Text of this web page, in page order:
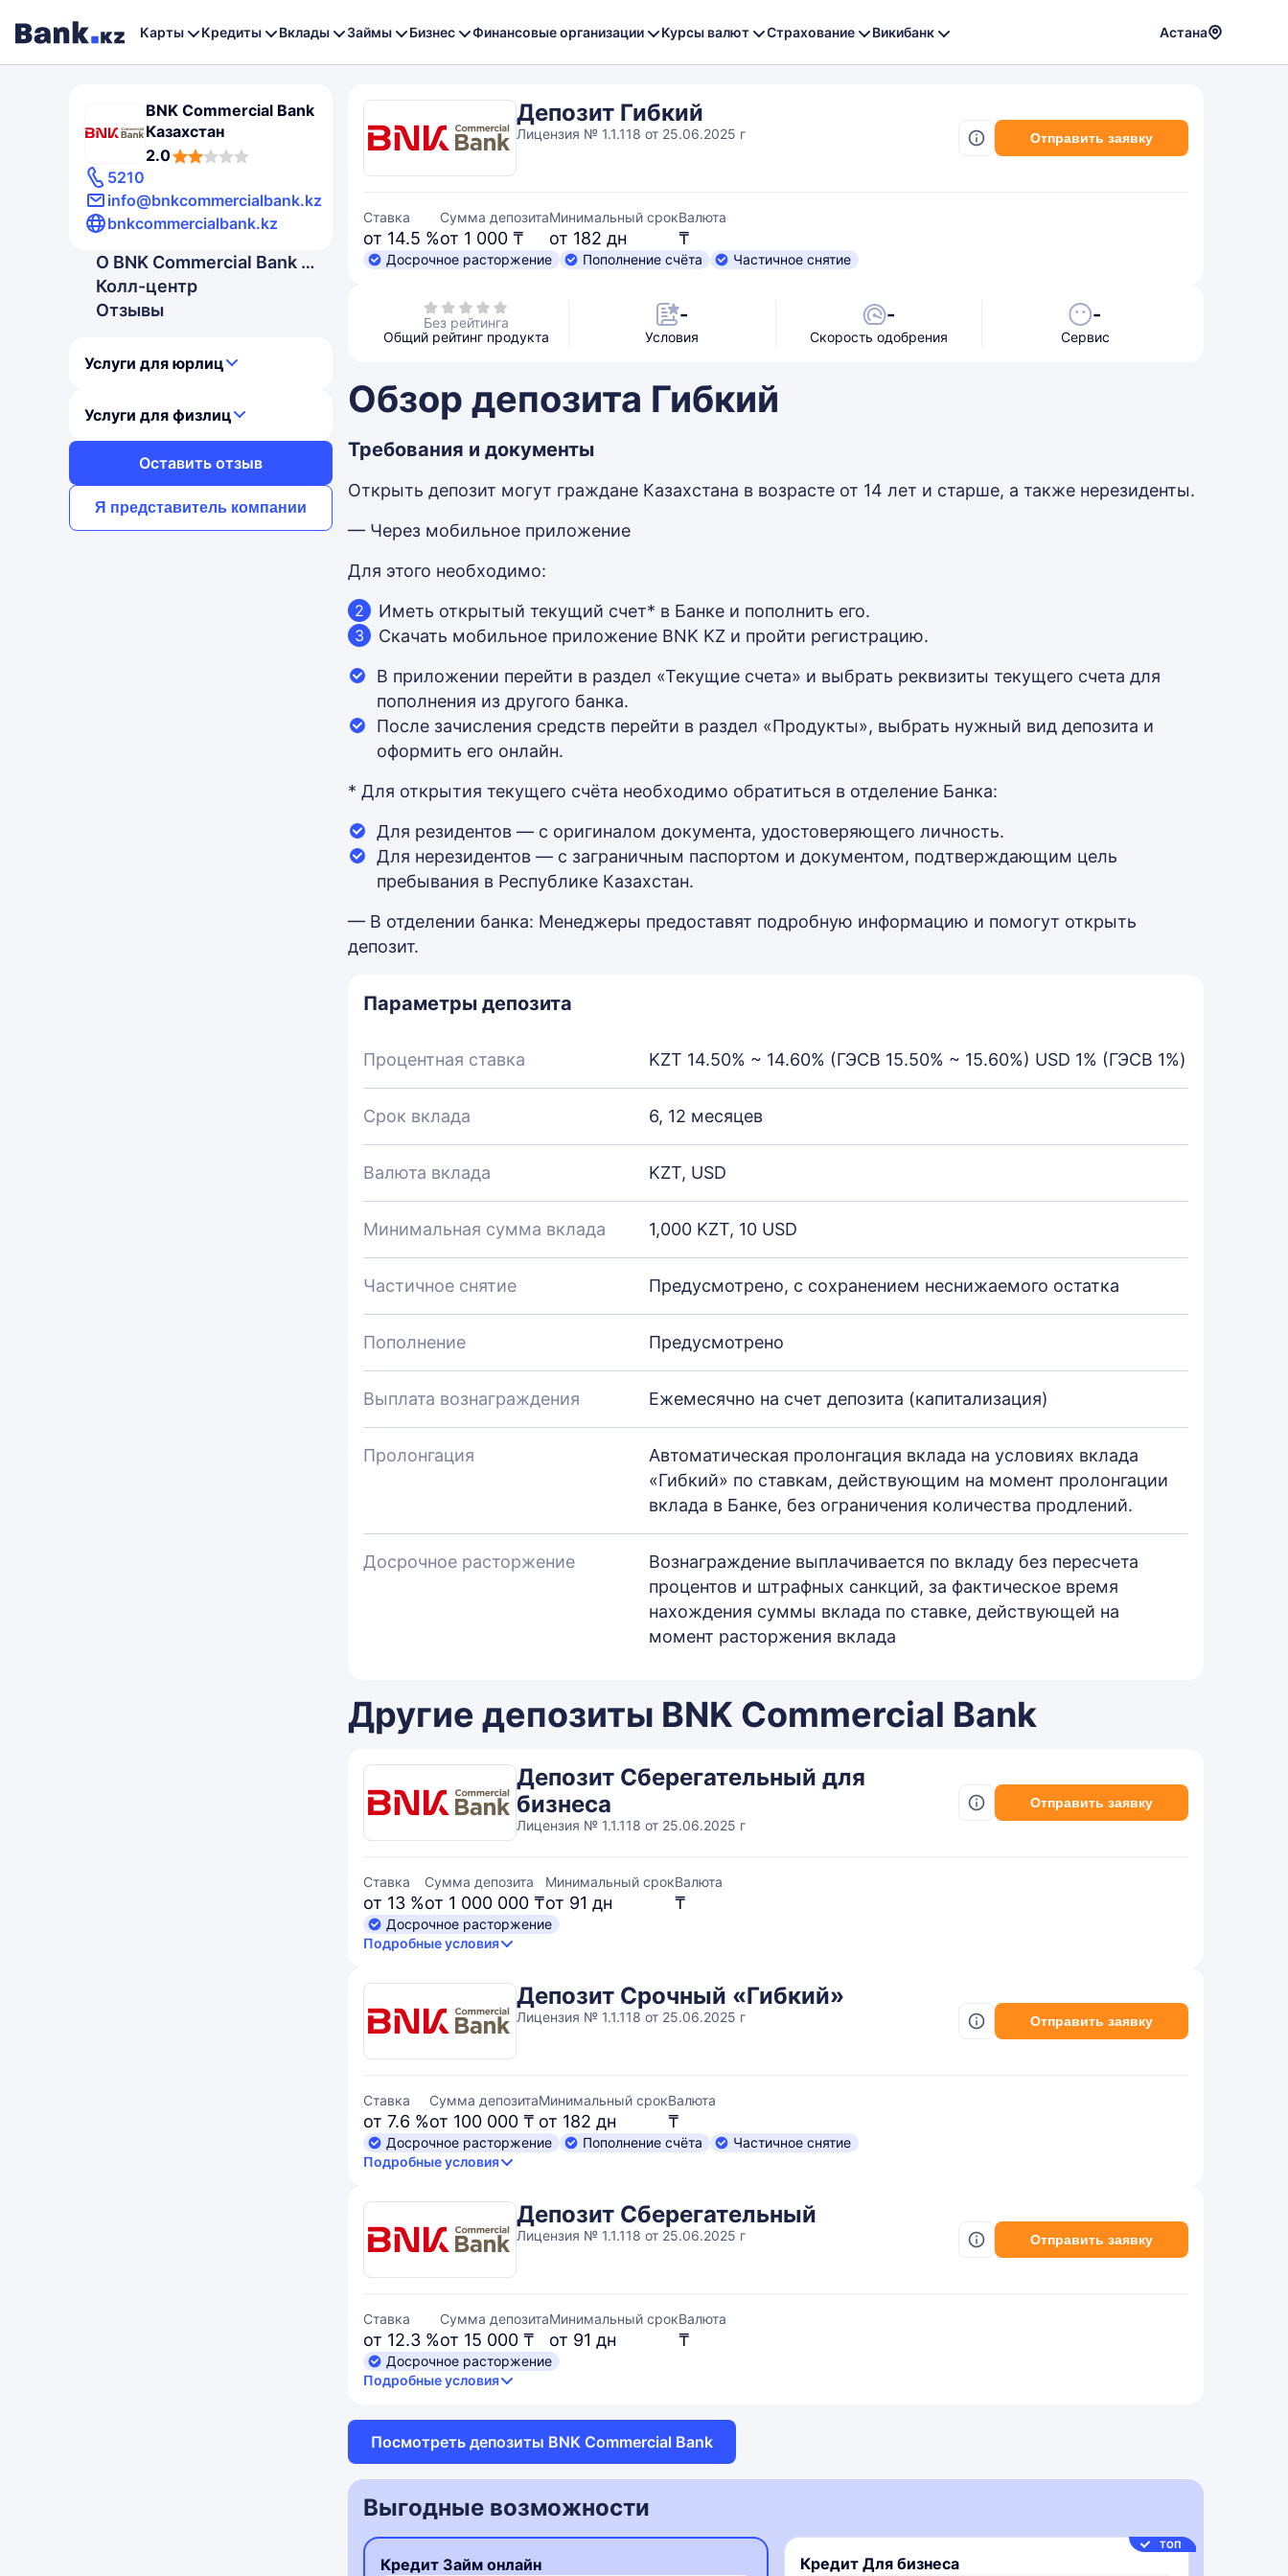
Карты Кредиты Вклады Займы Бизнес Финансовые организации Курсы валют Страхование Викибанк Астана
BNK Commercial Bank
Казахстан
2.0
rating5210
info@bnkcommercialbank.kz
bnkcommercialbank.kz
О BNK Commercial Bank Казахстан
Колл-центр
Отзывы
Услуги для юрлиц
Услуги для физлиц
Оставить отзыв
Я представитель компании
Депозит Гибкий
Лицензия № 1.1.118 от 25.06.2025 г Отправить заявку
Ставка
от 14.5 %
Сумма депозита
от 1 000 ₸
Минимальный срок
от 182 дн
Валюта
₸
Досрочное расторжение Пополнение счёта Частичное снятие
Без рейтинга
Общий рейтинг продукта
-
Условия
-
Скорость одобрения
-
Сервис
Обзор депозита Гибкий
Требования и документы
Открыть депозит могут граждане Казахстана в возрасте от 14 лет и старше, а также нерезиденты.
— Через мобильное приложение
Для этого необходимо:
Иметь открытый текущий счет* в Банке и пополнить его.
Скачать мобильное приложение BNK KZ и пройти регистрацию.
В приложении перейти в раздел «Текущие счета» и выбрать реквизиты текущего счета для
пополнения из другого банка.
После зачисления средств перейти в раздел «Продукты», выбрать нужный вид депозита и
оформить его онлайн.
* Для открытия текущего счёта необходимо обратиться в отделение Банка:
Для резидентов — с оригиналом документа, удостоверяющего личность.
Для нерезидентов — с заграничным паспортом и документом, подтверждающим цель
пребывания в Республике Казахстан.
— В отделении банка: Менеджеры предоставят подробную информацию и помогут открыть
депозит.
Параметры депозита
Процентная ставка KZT 14.50% ~ 14.60% (ГЭСВ 15.50% ~ 15.60%) USD 1% (ГЭСВ 1%)
Срок вклада 6, 12 месяцев
Валюта вклада KZT, USD
Минимальная сумма вклада 1,000 KZT, 10 USD
Частичное снятие Предусмотрено, с сохранением неснижаемого остатка
Пополнение Предусмотрено
Выплата вознаграждения Ежемесячно на счет депозита (капитализация)
Пролонгация
Автоматическая пролонгация вклада на условиях вклада
«Гибкий» по ставкам, действующим на момент пролонгации
вклада в Банке, без ограничения количества продлений.
Досрочное расторжение
Вознаграждение выплачивается по вкладу без пересчета
процентов и штрафных санкций, за фактическое время
нахождения суммы вклада по ставке, действующей на
момент расторжения вклада
Другие депозиты BNK Commercial Bank
Депозит Сберегательный для
бизнеса
Лицензия № 1.1.118 от 25.06.2025 г
Отправить заявку
Ставка
от 13 %
Сумма депозита
от 1 000 000 ₸
Минимальный срок
от 91 дн
Валюта
₸
Досрочное расторжение
Подробные условия
Депозит Срочный «Гибкий»
Лицензия № 1.1.118 от 25.06.2025 г Отправить заявку
Ставка
от 7.6 %
Сумма депозита
от 100 000 ₸
Минимальный срок
от 182 дн
Валюта
₸
Досрочное расторжение Пополнение счёта
Частичное снятие
Подробные условия
Депозит Сберегательный
Лицензия № 1.1.118 от 25.06.2025 г Отправить заявку
Ставка
от 12.3 %
Сумма депозита
от 15 000 ₸
Минимальный срок
от 91 дн
Валюта
₸
Досрочное расторжение
Подробные условия
Посмотреть депозиты BNK Commercial Bank
Выгодные возможности
ТОП
Кредит Займ онлайн Кредит Для бизнеса